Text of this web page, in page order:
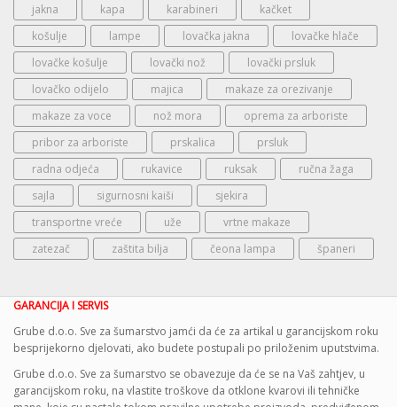
jakna
kapa karabineri
kačket
košulje
lampe lovačka jakna
lovačke hlače
lovačke košulje
lovački nož
lovački prsluk
lovačko odijelo
majica
makaze za orezivanje
makaze za voce
nož mora
oprema za arboriste
pribor za arboriste
prskalica
prsluk
radna odjeća
rukavice ruksak
ručna žaga
sajla
sigurnosni kaiši
sjekira
transportne vreće
uže
vrtne makaze
zatezač
zaštita bilja čeona lampa španeri
GARANCIJA I SERVIS
Grube d.o.o. Sve za šumarstvo jamći da će za artikal u garancijskom roku
besprijekorno djelovati, ako budete postupali po priloženim uputstvima.
Grube d.o.o. Sve za šumarstvo se obavezuje da će se na Vaš zahtjev, u
garancijskom roku, na vlastite troškove da otklone kvarovi ili tehničke